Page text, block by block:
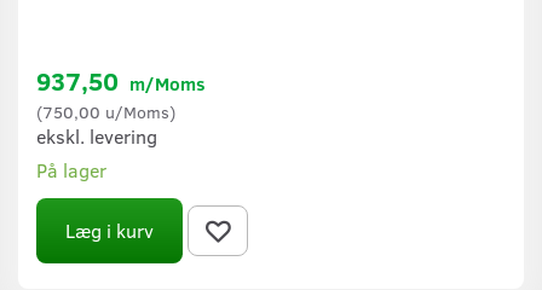
937,50 m/Moms
(750,00 u/Moms)
ekskl. levering
På lager
Læg i kurv